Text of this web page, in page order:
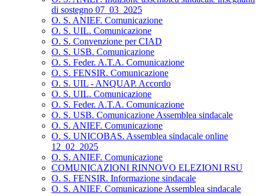
di sostegno 07_03_2025
O. S. ANIEF. Comunicazione
O. S. UIL. Comunicazione
O. S. Convenzione per CIAD
O. S. USB. Comunicazione
O. S. Feder. A.T.A. Comunicazione
O. S. FENSIR. Comunicazione
O. S. UIL - ANQUAP. Accordo
O. S. UIL. Comunicazione
O. S. Feder. A.T.A. Comunicazione
O. S. USB. Comunicazione Assemblea sindacale
O. S. ANIEF. Comunicazione
O. S. UNICOBAS. Assemblea sindacale online
12_02_2025
O. S. ANIEF. Comunicazione
COMUNICAZIONI RINNOVO ELEZIONI RSU
O. S. FENSIR. Informazione sindacale
O. S. ANIEF. Comunicazione Assemblea sindacale